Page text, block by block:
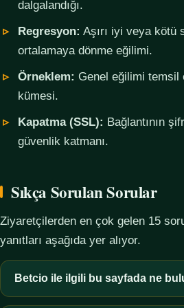
dalgalandığı.
Regresyon: Aşırı iyi veya kötü
ortalamaya dönme eğilimi.
Örneklem: Genel eğilimi temsil
kümesi.
Kapatma (SSL): Bağlantının
güvenlik katmanı.
Sıkça Sorulan Sorular
Ziyaretçilerden en çok gelen 15
yanıtları aşağıda yer alıyor.
Betcio ile ilgili bu sayfada ne
Bu sayfada yalnızca kavramsal bilgi,